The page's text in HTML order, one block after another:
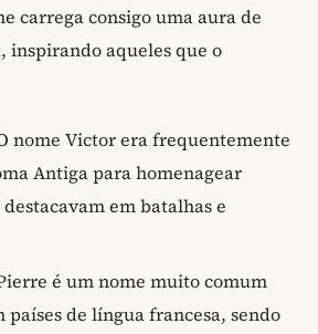
carrega consigo uma aura de
inspirando aqueles que o
nome Victor era frequentemente
Antiga para homenagear
em batalhas e
é um nome muito comum
países de língua francesa, sendo